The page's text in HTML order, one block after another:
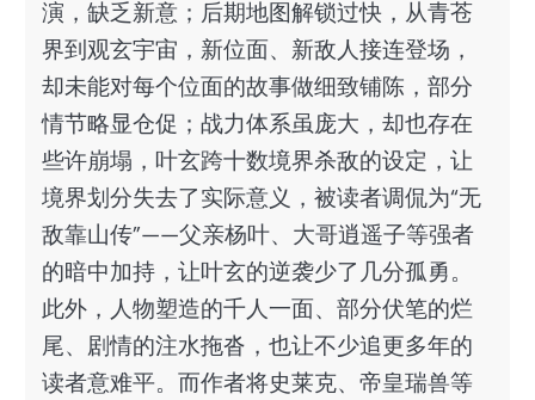
演，缺乏新意；后期地图解锁过快，从青苍
界到观玄宇宙，新位面、新敌人接连登场，
却未能对每个位面的故事做细致铺陈，部分
情节略显仓促；战力体系虽庞大，却也存在
些许崩塌，叶玄跨十数境界杀敌的设定，让
境界划分失去了实际意义，被读者调侃为“无
敌靠山传”——父亲杨叶、大哥逍遥子等强者
的暗中加持，让叶玄的逆袭少了几分孤勇。
此外，人物塑造的千人一面、部分伏笔的烂
尾、剧情的注水拖沓，也让不少追更多年的
读者意难平。而作者将史莱克、帝皇瑞兽等